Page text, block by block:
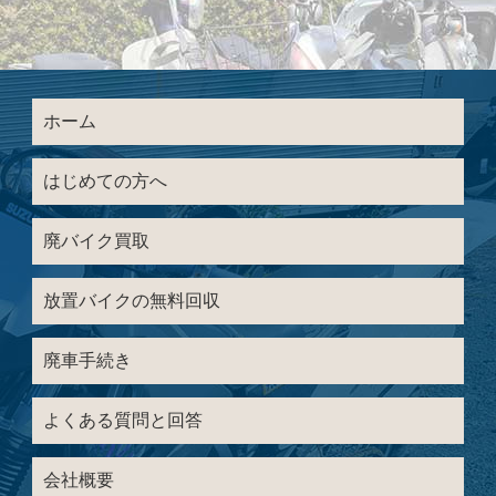
ホーム
はじめての方へ
廃バイク買取
放置バイクの無料回収
廃車手続き
よくある質問と回答
会社概要